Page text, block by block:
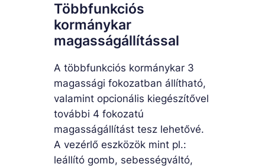
Többfunkciós
kormánykar
magasságállítással
A többfunkciós kormánykar 3
magassági fokozatban állítható,
valamint opcionális kiegészítővel
további 4 fokozatú
magasságállítást tesz lehetővé.
A vezérlő eszközök mint pl.:
leállító gomb, sebességváltó,